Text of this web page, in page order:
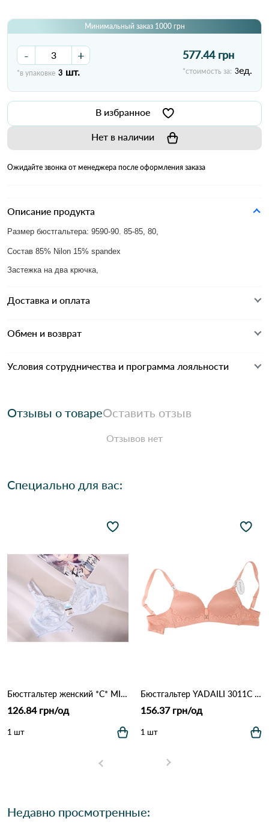
Минимальный заказ 1000 грн
- +
*в упаковке 3 шт.
577.44 грн
*стоимость за: 3ед.
В избранное
Нет в наличии
Ожидайте звонка от менеджера после оформления заказа
Описание продукта
Размер бюстгальтера: 9590-90. 85-85, 80,
Состав 85% Nilon 15% spandex
Застежка на два крючка,
Доставка и оплата
Обмен и возврат
Условия сотрудничества и программа лояльности
Отзывы о товареОставить отзыв
Отзывов нет
Специально для вас:
Бюстгальтер женский *C* MIS AITOR 8016 3.3 Белый
126.84 грн/од
1 шт
Бюстгальтер YADAILI 3011С 2,2 Персиковый
156.37 грн/од
1 шт
Недавно просмотренные: